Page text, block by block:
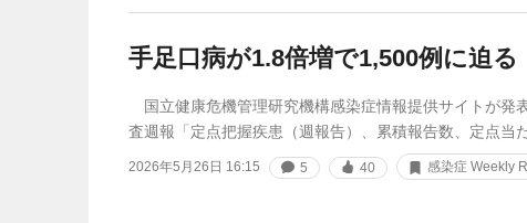
手足口病が1.8倍増で1,500例に迫る
国立健康危機管理研究機構感染症情報提供サイトが発
査週報「定点把握疾患（週報告）、累積報告数、定点当
2026年5月26日 16:15 5 40 感染症 Weekly